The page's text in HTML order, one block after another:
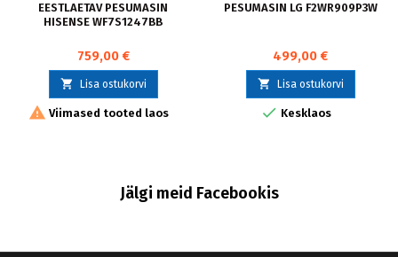
EESTLAETAV PESUMASIN
HISENSE WF7S1247BB
759,00 €
 Lisa ostukorvi
 Viimased tooted laos
PESUMASIN LG F2WR909P3W
499,00 €
 Lisa ostukorvi
 Kesklaos
Jälgi meid Facebookis